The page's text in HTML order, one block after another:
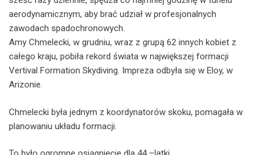
aerodynamicznym, aby brać udział w profesjonalnych
zawodach spadochronowych.
Amy Chmelecki, w grudniu, wraz z grupą 62 innych kobiet z
całego kraju, pobiła rekord świata w największej formacji
Vertival Formation Skydiving. Impreza odbyła się w Eloy, w
Arizonie.
Chmelecki była jednym z koordynatorów skoku, pomagała w
planowaniu układu formacji.